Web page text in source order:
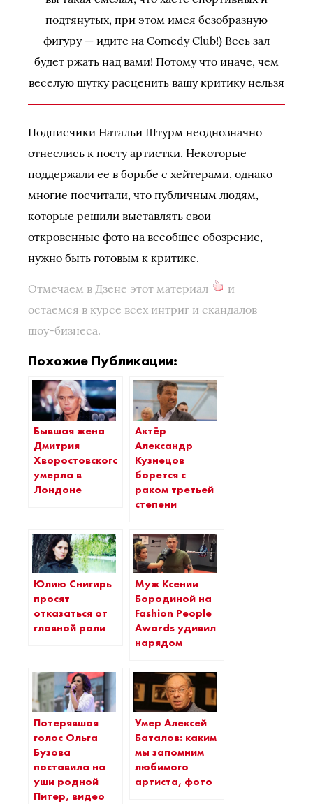
подтянутых, при этом имея безобразную
фигуру — идите на Comedy Club!) Весь зал
будет ржать над вами! Потому что иначе, чем
веселую шутку расценить вашу критику нельзя
Подписчики Натальи Штурм неоднозначно
отнеслись к посту артистки. Некоторые
поддержали ее в борьбе с хейтерами, однако
многие посчитали, что публичным людям,
которые решили выставлять свои
откровенные фото на всеобщее обозрение,
нужно быть готовым к критике.
Отмечаем в Дзене этот материал
и
остаемся в курсе всех интриг и скандалов
шоу-бизнеса.
Похожие Публикации:
Бывшая жена
Дмитрия
Хворостовского
умерла в
Лондоне
Актёр
Александр
Кузнецов
борется с
раком третьей
степени
Юлию Снигирь
просят
отказаться от
главной роли
Муж Ксении
Бородиной на
Fashion People
Awards удивил
нарядом
Потерявшая
голос Ольга
Бузова
поставила на
уши родной
Питер, видео
Умер Алексей
Баталов: каким
мы запомним
любимого
артиста, фото